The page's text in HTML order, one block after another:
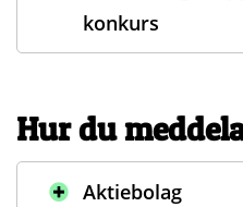
konkurs
Hur du
Aktiebolag